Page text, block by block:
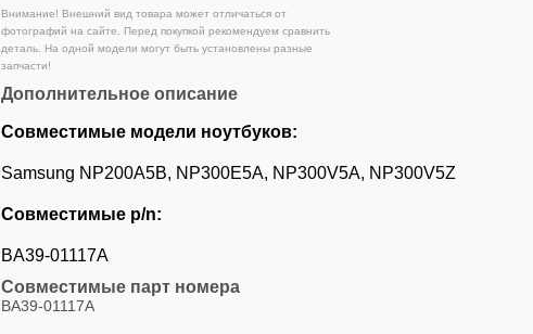
Внимание! Внешний вид товара может отличаться от
фотографий на сайте. Перед покупкой рекомендуем сравнить
деталь. На одной модели могут быть установлены разные
запчасти!
Дополнительное описание
Совместимые модели ноутбуков:
Samsung NP200A5B, NP300E5A, NP300V5A, NP300V5Z
Совместимые p/n:
BA39-01117A
Совместимые парт номера
BA39-01117A